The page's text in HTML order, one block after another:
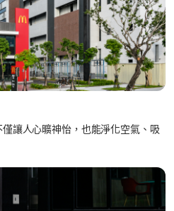
讓人心曠神怡，也能淨化空氣、吸